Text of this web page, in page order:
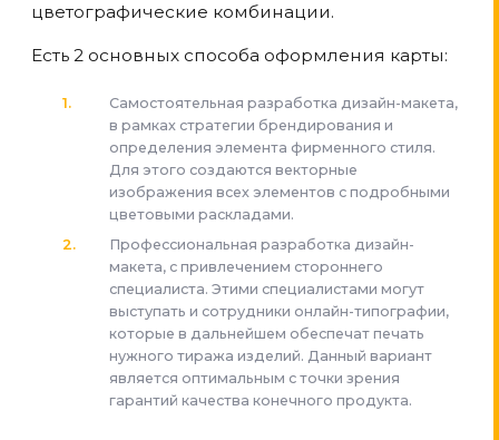
цветографические комбинации.
Есть 2 основных способа оформления карты:
Самостоятельная разработка дизайн-макета,
в рамках стратегии брендирования и
определения элемента фирменного стиля.
Для этого создаются векторные
изображения всех элементов с подробными
цветовыми раскладами.
Профессиональная разработка дизайн-
макета, с привлечением стороннего
специалиста. Этими специалистами могут
выступать и сотрудники онлайн-типографии,
которые в дальнейшем обеспечат печать
нужного тиража изделий. Данный вариант
является оптимальным с точки зрения
гарантий качества конечного продукта.